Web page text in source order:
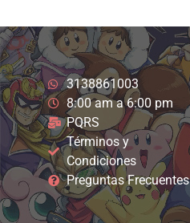
3138861003
8:00 am a 6:00 pm
PQRS
Términos y
Condiciones
Preguntas Frecuentes